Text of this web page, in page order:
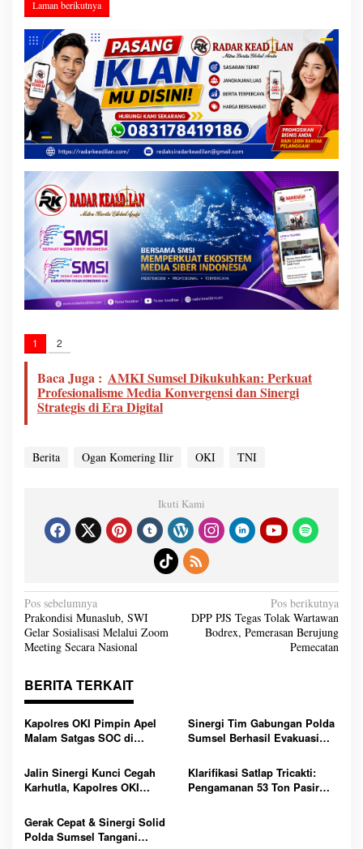
Laman berikutnya
1 2
Baca Juga : AMKI Sumsel Dikukuhkan: Perkuat
Profesionalisme Media Konvergensi dan Sinergi
Strategis di Era Digital
Berita Ogan Komering Ilir OKI TNI
Ikuti Kami
N
a
v
i
g
a
p
s
Pos sebelumnya
Prakondisi Munaslub, SWI
Gelar Sosialisasi Melalui Zoom
Meeting Secara Nasional
Pos berikutnya
DPP PJS Tegas Tolak Wartawan
Bodrex, Pemerasan Berujung
Pemecatan
BERITA TERKAIT
Kapolres OKI Pimpin Apel
Malam Satgas SOC di
Cegah 3C, Balap Liar dan
Tawuran
Sinergi Tim Gabungan Polda
Sumsel Berhasil Evakuasi
Tongkang di Sungai Baung
OKI
Jalin Sinergi Kunci Cegah
Karhutla, Kapolres OKI
Elemen Masyarakat
Klarifikasi Satlap Tricakti:
Pengamanan 53 Ton Pasir
Gerak Cepat & Sinergi Solid
Polda Sumsel Tangani